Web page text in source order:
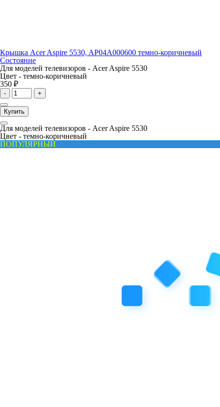
Крышка Acer Aspire 5530, AP04A000600 темно-коричневый
Состояние
Для моделей телевизоров - Acer Aspire 5530
Цвет - темно-коричневый
350 ₽
- +
Купить
Для моделей телевизоров - Acer Aspire 5530
Цвет - темно-коричневый
ПОПУЛЯРНЫЙ